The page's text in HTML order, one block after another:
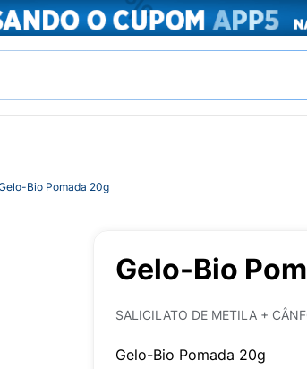
Bio Pomada 20g
Gelo-Bio
SALICILATO DE METILA +
Gelo-Bio Pomada 20g